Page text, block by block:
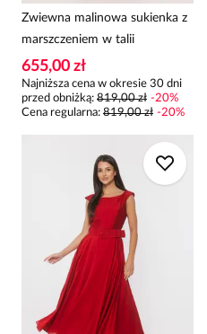
Zwiewna malinowa sukienka z
marszczeniem w talii
655,00 zł
Najniższa cena w okresie 30 dni
przed obniżką: 819,00 zł -20%
Cena regularna: 819,00 zł -20%